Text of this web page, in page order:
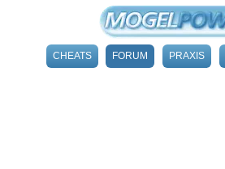
CHEATS FORUM PRAXIS